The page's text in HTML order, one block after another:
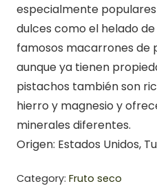
especialmente
dulces como el helado
famosos macarrones de
aunque ya tienen
pistachos también son
hierro y magnesio y
minerales diferentes.
Origen: Estados Unidos,
Category: Fruto seco